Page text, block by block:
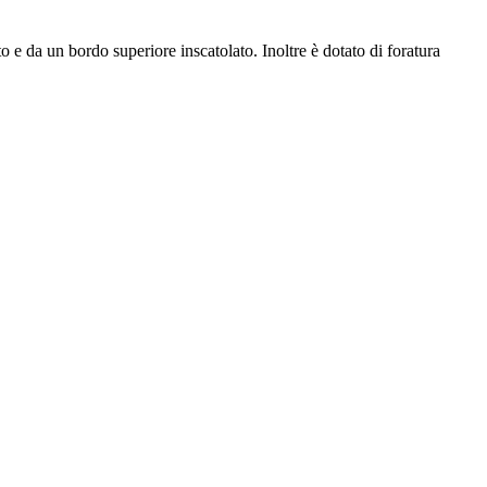
da un bordo superiore inscatolato. Inoltre è dotato di foratura